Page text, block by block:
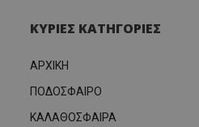
ΚΥΡΙΕΣ ΚΑΤΗΓΟΡΙΕΣ
ΑΡΧΙΚΗ
ΠΟΔΟΣΦΑΙΡΟ
ΚΑΛΑΘΟΣΦΑΙΡΑ